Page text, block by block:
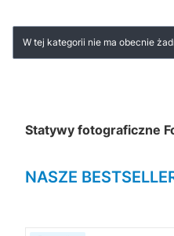
Lista produktów
W tej kategorii nie ma obecnie
Statywy fotograficzne
NASZE